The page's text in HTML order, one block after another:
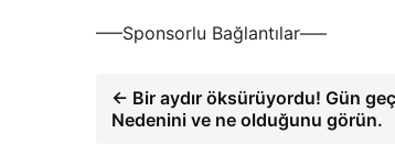
—–Sponsorlu Bağlantılar—–
← Bir aydır öksürüyordu! Gün
Nedenini ve ne olduğunu görün.